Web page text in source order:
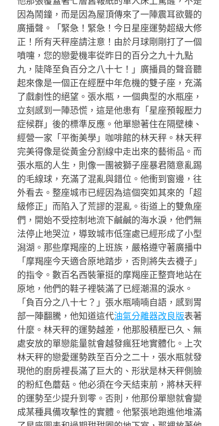
因為鬧鐘，而是因為屋頂傳來了一陣震耳欲聾的
廣播聲。「緊急！緊急！今日星座運勢超級大修
正！所有天秤座請注意！由於月球剛剛打了一個
噴嚏，您的戀愛機率從昨日的百分之九十九點
九，陡降至負百分之八十七！」廣播員的聲音聽
起來像是一個正在經歷中年危機的雙子座，充滿
了戲劇性的絕望。張水瓶，一個典型的水瓶座，
立刻感到一陣恐慌，這是他患有「星座預報壓力
症候群」後的標準反應。他單戀著住在隔壁棟、
經營一家「平衡美學」咖啡館的林天秤。林天秤
完美得像是從黃金分割線中走出來的藝術品。而
張水瓶的人生，則像一團被獅子座暴君隨意亂踢
的毛線球，充滿了混亂與錯位。他衝到窗邊，往
外看去。整座城市已經因為這個突如其來的「超
級修正」而陷入了荒謬的混亂。街道上的雙魚座
們，開始不受控制地流下鹹鹹的海水淚，他們無
法停止地哭泣，導致城市低窪處已經形成了小型
潟湖。那些摩羯座的上班族，嚴格遵守著廣播中
「摩羯座今天適合原地踏步，否則將失去襪子」
的指令。數百名西裝筆挺的摩羯座正整齊地站在
原地，他們的鞋子裡裝滿了已經潮濕的淚水。
「負百分之八十七？」張水瓶喃喃自語，感到胃
部一陣翻騰，他知道這代油氣分離器改良版表著
什麼。林天秤的運勢越差，他那股積壓已久、無
處安放的單戀能量就會越發瘋狂地實體化。上次
林天秤的戀愛運勢跌至百分之二十，張水瓶就發
現他的廚房裡長滿了巨大的、形狀是林天秤側臉
的粉紅色蘑菇。他必須在今天結束前，將林天秤
的運勢至少提升到零。否則，他那份單戀就會變
成某種具備攻擊性的實體。他緊張地跑進他堆滿